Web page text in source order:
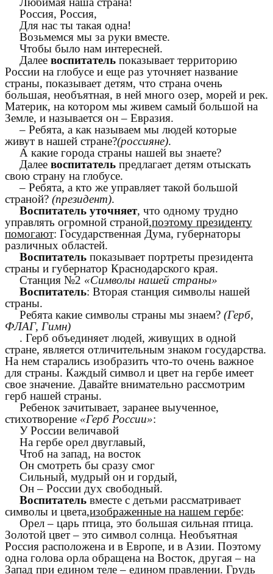
Россия, Россия,
Для нас ты такая одна!
Возьмемся мы за руки вместе.
Чтобы было нам интересней.
Далее воспитатель показывает территорию
России на глобусе и еще раз уточняет название
страны, показывает детям, что страна очень
большая, необъятная, в ней много озер, морей и рек.
Материк, на котором мы живем самый большой на
Земле, и называется он – Евразия.
– Ребята, а как называем мы людей которые
живут в нашей стране?(россияне).
А какие города страны нашей вы знаете?
Далее воспитатель предлагает детям отыскать
свою страну на глобусе.
– Ребята, а кто же управляет такой большой
страной? (президент).
Воспитатель уточняет, что одному трудно
управлять огромной страной,поэтому президенту
помогают: Государственная Дума, губернаторы
различных областей.
Воспитатель показывает портреты президента
страны и губернатор Краснодарского края.
Станция №2 «Символы нашей страны»
Воспитатель: Вторая станция символы нашей
страны.
Ребята какие символы страны мы знаем? (Герб,
ФЛАГ, Гимн)
. Герб объединяет людей, живущих в одной
стране, является отличительным знаком государства.
На нем старались изобразить что-то очень важное
для страны. Каждый символ и цвет на гербе имеет
свое значение. Давайте внимательно рассмотрим
герб нашей страны.
Ребенок зачитывает, заранее выученное,
стихотворение «Герб России»:
У России величавой
На гербе орел двуглавый,
Чтоб на запад, на восток
Он смотреть бы сразу смог
Сильный, мудрый он и гордый,
Он – России дух свободный.
Воспитатель вместе с детьми рассматривает
символы и цвета,изображенные на нашем гербе:
Орел – царь птица, это большая сильная птица.
Золотой цвет – это символ солнца. Необъятная
Россия расположена и в Европе, и в Азии. Поэтому
одна голова орла обращена на Восток, другая – на
Запад при едином теле – едином правлении. Грудь